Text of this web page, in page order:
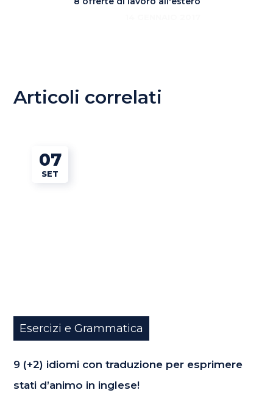
Articoli correlati
07
SET
Esercizi e Grammatica
9 (+2) idiomi con traduzione per esprimere
stati d’animo in inglese!